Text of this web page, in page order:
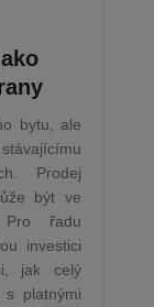
bytu, ale
Prodej
být ve
Pro řadu
investici
jak celý
platnými